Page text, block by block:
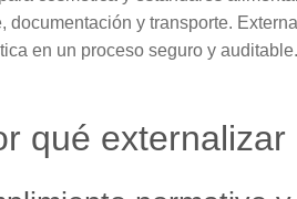
documentación y transporte.
en un proceso seguro y auditable.
qué